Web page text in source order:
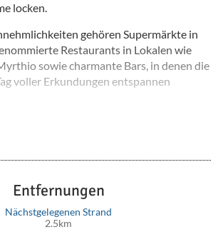
locken.
gehören Supermärkte in
Restaurants in Lokalen wie
sowie charmante Bars, in denen die
voller Erkundungen entspannen
liegt nur 26 km von Spili und 36 km vom
etwa 99 km von Chania und 119
Entfernungen
Nächstgelegenen Strand
2.5km